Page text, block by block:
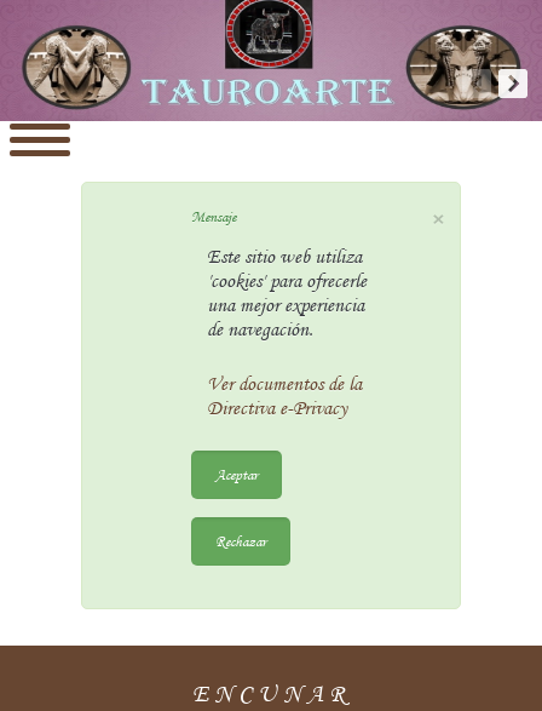
×
Mensaje
Este sitio web utiliza
'cookies' para ofrecerle
una mejor experiencia
de navegación.
Ver documentos de la
Directiva e-Privacy
Aceptar
Rechazar
ENCUNAR